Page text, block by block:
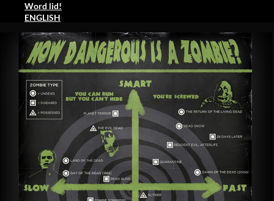
Word lid!
ENGLISH